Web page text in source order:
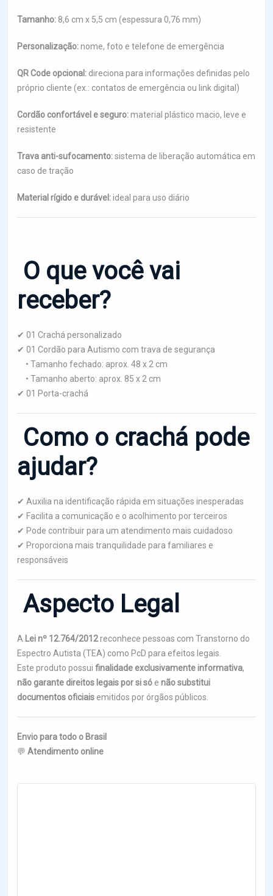
Tamanho: 8,6 cm x 5,5 cm (espessura 0,76 mm)
Personalização:nome, foto e telefone de emergência
QR Code opcional: direciona para informações definidas pelo
próprio cliente (ex.: contatos de emergência ou link digital)
Cordão confortável e seguro:material plástico macio, leve e
resistente
Trava anti-sufocamento:sistema de liberação automática em
caso de tração
Material rígido e durável:ideal para uso diário
O que você vai
receber?
✔ 01 Crachá personalizado
✔ 01 Cordão para Autismo com trava de segurança
• Tamanho fechado: aprox. 48 x 2 cm
• Tamanho aberto: aprox. 85 x 2 cm
✔ 01 Porta-crachá
Como o crachá pode
ajudar?
✔ Auxilia na identificação rápida em situações inesperadas
✔ Facilita a comunicação e o acolhimento por terceiros
✔ Pode contribuir para um atendimento mais cuidadoso
✔ Proporciona mais tranquilidade para familiares e
responsáveis
Aspecto Legal
A Lei nº 12.764/2012reconhece pessoas com Transtorno do
Espectro Autista (TEA) como PcD para efeitos legais.
Este produto possui finalidade exclusivamente informativa,
não garante direitos legais por si só e não substitui
documentos oficiais emitidos por órgãos públicos.
Envio para todo o Brasil
💬 Atendimento online